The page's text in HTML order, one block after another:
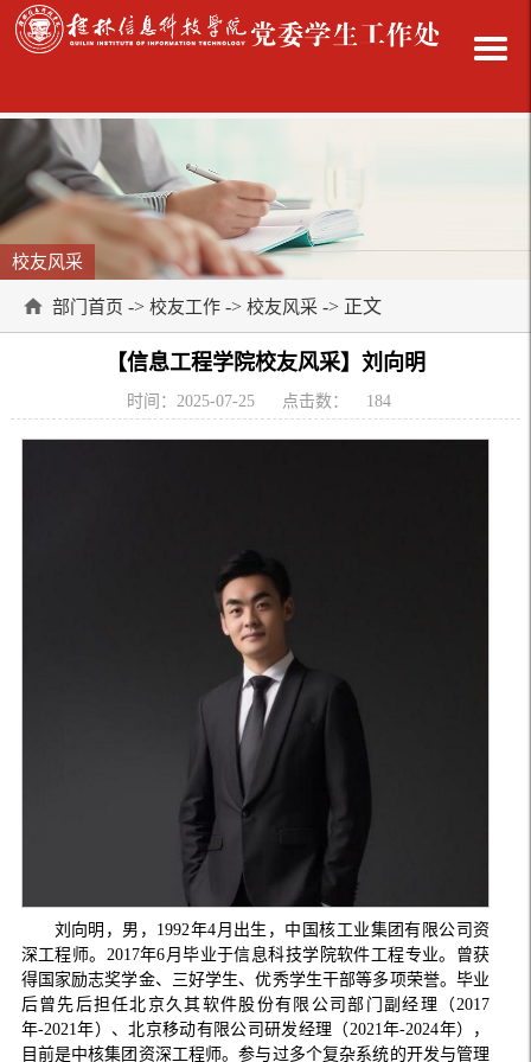
校友风采
部门首页 -> 校友工作 -> 校友风采 -> 正文
【信息工程学院校友风采】刘向明
时间：2025-07-25 点击数： 184
刘向明，男，1992年4月出生，中国核工业集团有限公司资
深工程师。2017年6月毕业于信息科技学院软件工程专业。曾获
得国家励志奖学金、三好学生、优秀学生干部等多项荣誉。毕业
后曾先后担任北京久其软件股份有限公司部门副经理（2017
年-2021年）、北京移动有限公司研发经理（2021年-2024年），
目前是中核集团资深工程师。参与过多个复杂系统的开发与管理